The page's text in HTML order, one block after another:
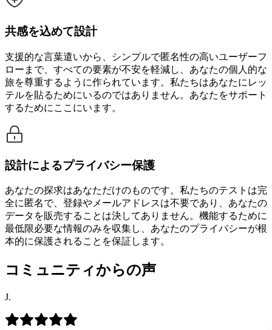
共感を込めて設計
支援的な言葉遣いから、シンプルで匿名性の高いユーザーフ
ローまで、すべての要素が不安を軽減し、あなたの個人的な
旅を尊重するように作られています。私たちはあなたにレッ
テルを貼るためにいるのではありません。あなたをサポート
するためにここにいます。
設計によるプライバシー保護
あなたの探求はあなただけのものです。私たちのテストは完
全に匿名で、登録やメールアドレスは不要であり、あなたの
データを販売することは決してありません。機能するために
最低限必要な情報のみを収集し、あなたのプライバシーが根
本的に保護されることを保証します。
コミュニティからの声
J.